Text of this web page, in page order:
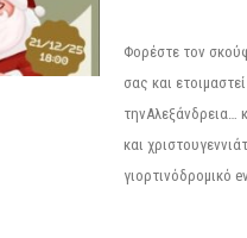
Φορέστε τον
σας και
τηνΑλεξάνδρεια…
και
γιορτινόδρομικό